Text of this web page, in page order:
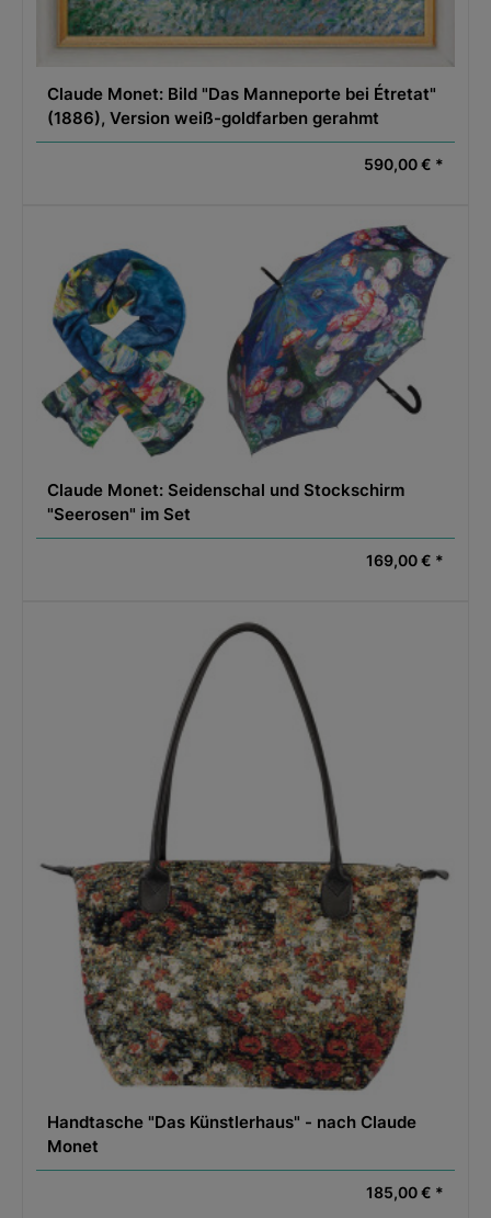
Claude Monet: Bild "Das Manneporte bei Étretat"
(1886), Version weiß-goldfarben gerahmt
590,00 € *
Claude Monet: Seidenschal und Stockschirm
"Seerosen" im Set
169,00 € *
Handtasche "Das Künstlerhaus" - nach Claude
Monet
185,00 € *